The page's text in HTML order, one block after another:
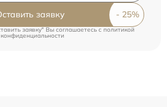
заявку
заявку" Вы соглашаетесь c политикой
конфиденциальности